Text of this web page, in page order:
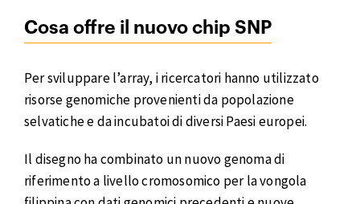
Cosa offre il nuovo chip SNP
Per sviluppare l’array, i ricercatori hanno utilizzato
risorse genomiche provenienti da popolazione
selvatiche e da incubatoi di diversi Paesi europei.
Il disegno ha combinato un nuovo genoma di
riferimento a livello cromosomico per la vongola